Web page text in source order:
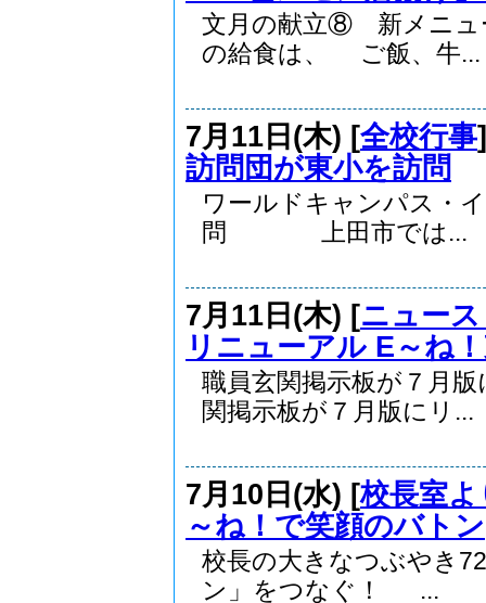
文月の献立⑧ 新メニ
の給食は、 ご飯、牛...
7月11日(木) [全校行事
訪問団が東小を訪問
ワールドキャンパス・
問 上田市では...
7月11日(木) [ニュー
リニューアル E～ね
職員玄関掲示板が７月
関掲示板が７月版にリ...
7月10日(水) [校長室よ
～ね！で笑顔のバトン
校長の大きなつぶやき
ン」をつなぐ！ ...